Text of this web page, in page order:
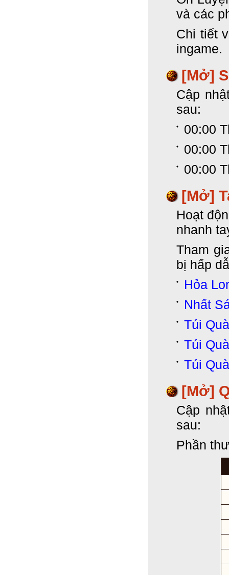
và các
Chi tiết
ingame.
[Mở]
Cập
sau:
00:00
00:00
00:00
[Mở]
Hoạt
nhanh
Tham
bị hấp
Hỏa
Nhất
Túi
Túi
Túi
[Mở]
Cập
sau:
Phần